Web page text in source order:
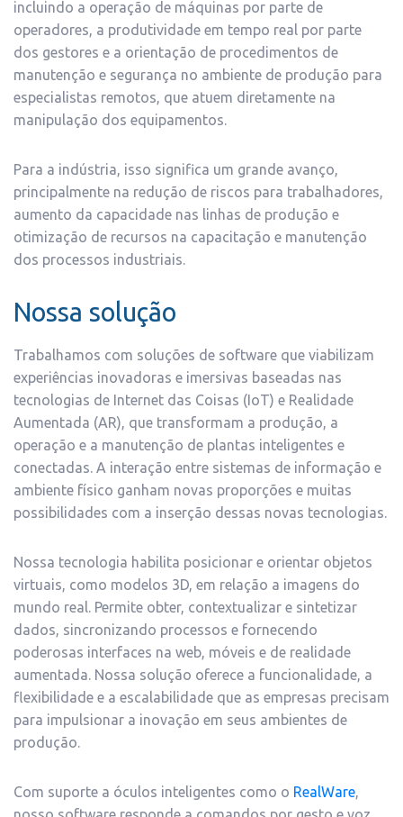
incluindo a operação de máquinas por parte de
operadores, a produtividade em tempo real por parte
dos gestores e a orientação de procedimentos de
manutenção e segurança no ambiente de produção para
especialistas remotos, que atuem diretamente na
manipulação dos equipamentos.
Para a indústria, isso significa um grande avanço,
principalmente na redução de riscos para trabalhadores,
aumento da capacidade nas linhas de produção e
otimização de recursos na capacitação e manutenção
dos processos industriais.
Nossa solução
Trabalhamos com soluções de software que viabilizam
experiências inovadoras e imersivas baseadas nas
tecnologias de Internet das Coisas (IoT) e Realidade
Aumentada (AR), que transformam a produção, a
operação e a manutenção de plantas inteligentes e
conectadas. A interação entre sistemas de informação e
ambiente físico ganham novas proporções e muitas
possibilidades com a inserção dessas novas tecnologias.
Nossa tecnologia habilita posicionar e orientar objetos
virtuais, como modelos 3D, em relação a imagens do
mundo real. Permite obter, contextualizar e sintetizar
dados, sincronizando processos e fornecendo
poderosas interfaces na web, móveis e de realidade
aumentada. Nossa solução oferece a funcionalidade, a
flexibilidade e a escalabilidade que as empresas precisam
para impulsionar a inovação em seus ambientes de
produção.
Com suporte a óculos inteligentes como o RealWare,